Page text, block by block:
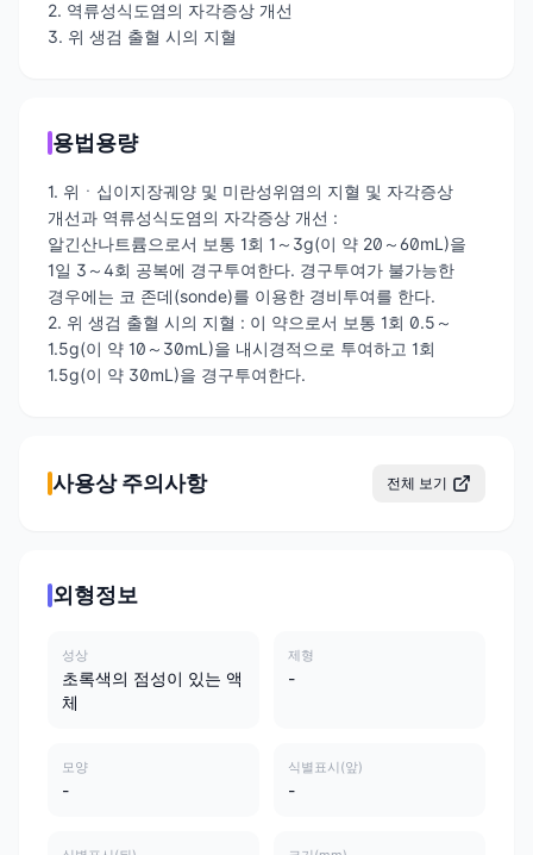
2. 역류성식도염의 자각증상 개선
3. 위 생검 출혈 시의 지혈
용법용량
1. 위ㆍ십이지장궤양 및 미란성위염의 지혈 및 자각증상
개선과 역류성식도염의 자각증상 개선 :
알긴산나트륨으로서 보통 1회 1～3g(이 약 20～60mL)을
1일 3～4회 공복에 경구투여한다. 경구투여가 불가능한
경우에는 코 존데(sonde)를 이용한 경비투여를 한다.
2. 위 생검 출혈 시의 지혈 : 이 약으로서 보통 1회 0.5～
1.5g(이 약 10～30mL)을 내시경적으로 투여하고 1회
1.5g(이 약 30mL)을 경구투여한다.
사용상 주의사항 전체 보기
외형정보
성상
초록색의 점성이 있는 액
체
제형
-
모양
-
식별표시(앞)
-